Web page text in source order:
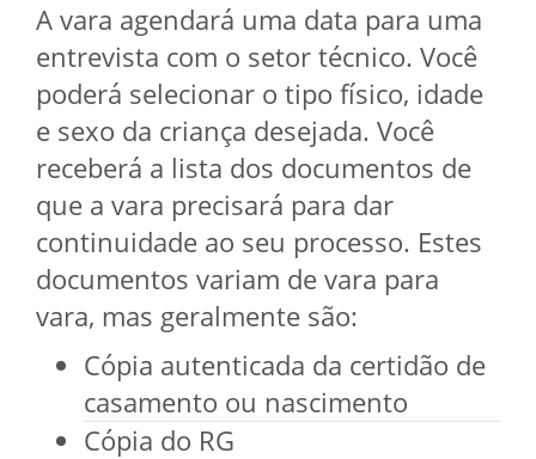
A vara agendará uma data para uma
entrevista com o setor técnico. Você
poderá selecionar o tipo físico, idade
e sexo da criança desejada. Você
receberá a lista dos documentos de
que a vara precisará para dar
continuidade ao seu processo. Estes
documentos variam de vara para
vara, mas geralmente são:
Cópia autenticada da certidão de
casamento ou nascimento
Cópia do RG